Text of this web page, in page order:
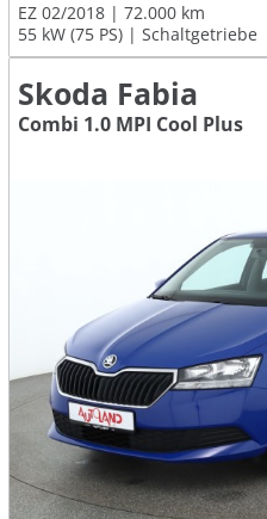
EZ 02/2018
72.000 km
55 kW (75 PS)
Schaltgetriebe
Skoda Fabia
Combi 1.0 MPI Cool Plus